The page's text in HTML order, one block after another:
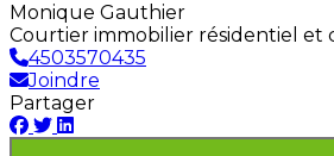
Monique Gauthier
Courtier immobilier résidentiel et
4503570435
Joindre
Partager